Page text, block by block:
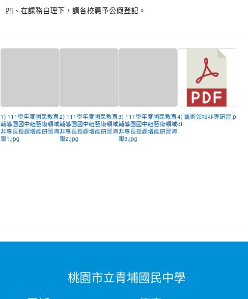
四、在課務自理下，請各校惠予公假登記。
1) 111學年度國民教育
輔導團國中組藝術領域
非專長授課增能研習海
報1.jpg
2) 111學年度國民教育
輔導團國中組藝術領域
非專長授課增能研習海
報2.jpg
3) 111學年度國民教育
輔導團國中組藝術領域
非專長授課增能研習海
報3.jpg
4) 藝術領域非專研習.p
df
桃園市立青埔國民中學